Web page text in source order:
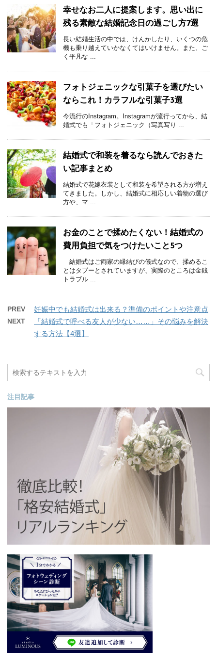
幸せなお二人に提案します。思い出に
残る素敵な結婚記念日の過ごし方7選
長い結婚生活の中では、けんかしたり、いくつの危
機も乗り越えていかなくてはいけません。また、ご
く平凡な ...
フォトジェニックな引菓子を選びたい
ならこれ！カラフルな引菓子3選
今流行のInstagram。Instagramが流行ってから、結
婚式でも「フォトジェニック（写真写り ...
結婚式で和装を着るなら読んでおきた
い記事まとめ
結婚式で花嫁衣装として和装を希望される方が増え
てきました。しかし、結婚式に相応しい着物の選び
方や、マ ...
お金のことで揉めたくない！結婚式の
費用負担で気をつけたいこと5つ
結婚式はご両家の縁結びの儀式なので、揉めるこ
とはタブーとされていますが、実際のところは金銭
トラブル ...
PREV 妊娠中でも結婚式は出来る？準備のポイントや注意点
NEXT
「結婚式で呼べる友人が少ない……」その悩みを解決
する方法【4選】
注目記事